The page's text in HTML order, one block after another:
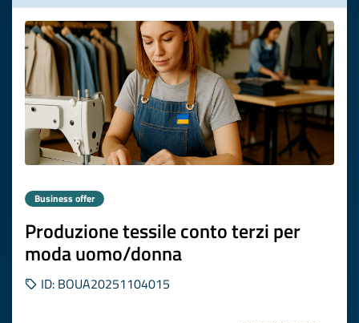
Business offer
Produzione tessile conto terzi per
moda uomo/donna
ID: BOUA20251104015